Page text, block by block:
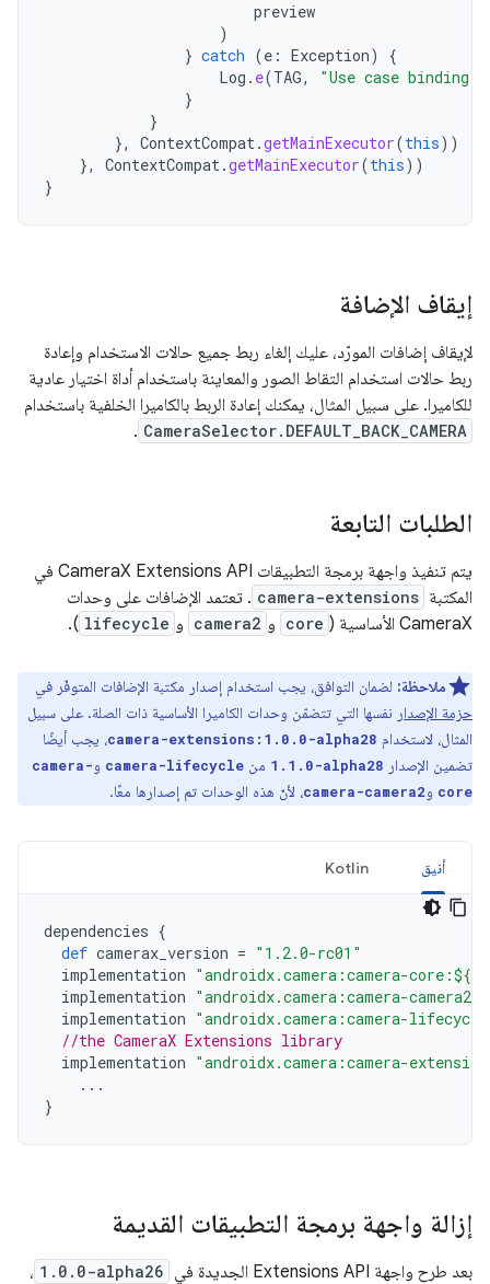
preview
)
} catch (e : Exception)
{
Log . e(TAG,
"Use case binding
}
}
},
ContextCompat .getMainExecutor(this))
},
ContextCompat .getMainExecutor(this))
}
إيقاف الإضافة
لإيقاف إضافات المورّد، عليك إلغاء ربط جميع حالات الاستخدام وإعادة
ربط حالات استخدام التقاط الصور والمعاينة باستخدام أداة اختيار عادية
للكاميرا. على سبيل المثال، يمكنك إعادة الربط بالكاميرا الخلفية باستخدام
CameraSelector.DEFAULT_BACK_CAMERA
.
الطلبات التابعة
يتم تنفيذ واجهة برمجة التطبيقات CameraX Extensions API في
المكتبة camera-extensions . تعتمد الإضافات على وحدات
CameraX الأساسية (
core و camera2 و lifecycle
).
ملاحظة: لضمان التوافق، يجب استخدام إصدار مكتبة الإضافات المتوفّر في
حزمة الإصدار نفسها التي تتضمّن وحدات الكاميرا الأساسية ذات الصلة. على سبيل
المثال، لاستخدام camera-extensions:1.0.0-alpha28، يجب أيضًا
تضمين الإصدار 1.1.0-alpha28 من camera-lifecycle وcamera-
core وcamera-camera2، لأنّ هذه الوحدات تم إصدارها معًا.
أنيق Kotlin
dependencies {
def camerax_version = "1.2.0-rc01"
implementation "androidx.camera:camera-
implementation "androidx.camera:camera-
implementation "androidx.camera:camera-
//the CameraX Extensions library
implementation "androidx.camera:camera-
...
}
إزالة واجهة برمجة التطبيقات القديمة
بعد طرح واجهة Extensions API الجديدة في 1.0.0-alpha26 ،